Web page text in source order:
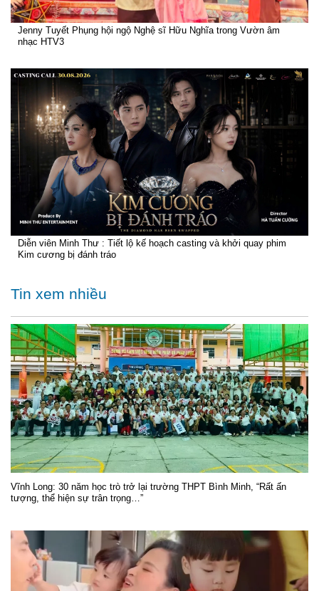
Jenny Tuyết Phụng hội ngộ Nghệ sĩ Hữu Nghĩa trong Vườn âm
nhạc HTV3
Diễn viên Minh Thư : Tiết lộ kế hoạch casting và khởi quay phim
Kim cương bị đánh tráo
Tin xem nhiều
Vĩnh Long: 30 năm học trò trở lại trường THPT Bình Minh, “Rất ấn
tượng, thể hiện sự trân trọng…”